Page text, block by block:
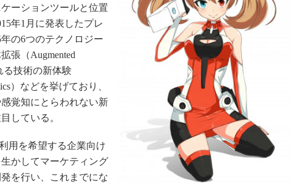
ーションツールと位置
年1月に発表したプレ
の6つのテクノロジー
張（Augmented
る技術の新体験
）などを挙げており、
覚知にとらわれない新
している。
用を希望する企業向け
かしてマーケティング
を行い、これまでにな